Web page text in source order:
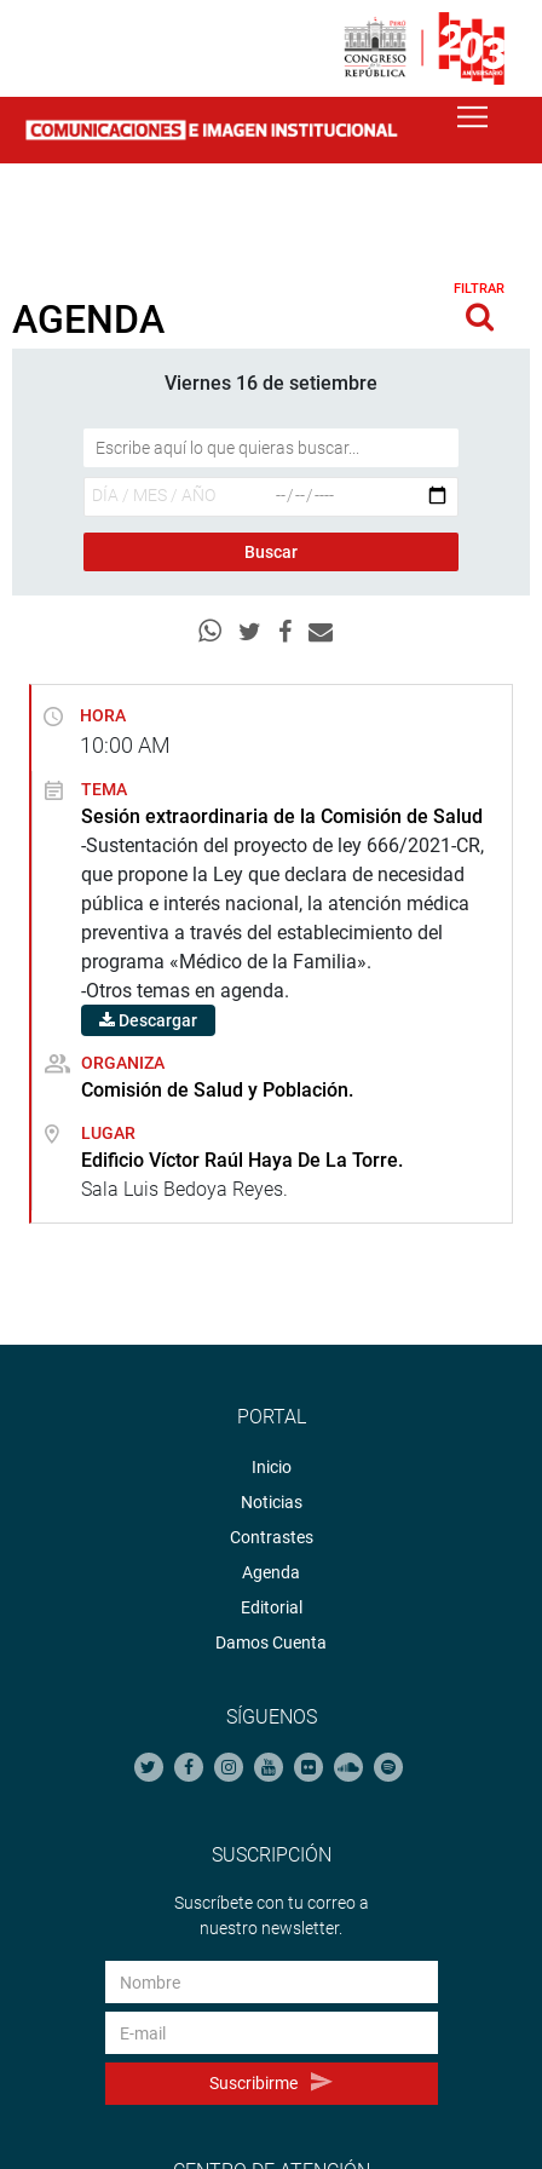
AGENDA
FILTRAR
Viernes 16 de setiembre
HORA
10:00 AM
TEMA
Sesión extraordinaria de la Comisión de Salud
-Sustentación del proyecto de ley 666/2021-CR,
que propone la Ley que declara de necesidad
pública e interés nacional, la atención médica
preventiva a través del establecimiento del
programa «Médico de la Familia».
-Otros temas en agenda.
Descargar
ORGANIZA
Comisión de Salud y Población.
LUGAR
Edificio Víctor Raúl Haya De La Torre.
Sala Luis Bedoya Reyes.
PORTAL
Inicio
Noticias
Contrastes
Agenda
Editorial
Damos Cuenta
SÍGUENOS
SUSCRIPCIÓN
Suscríbete con tu correo a
nuestro newsletter.
Suscribirme